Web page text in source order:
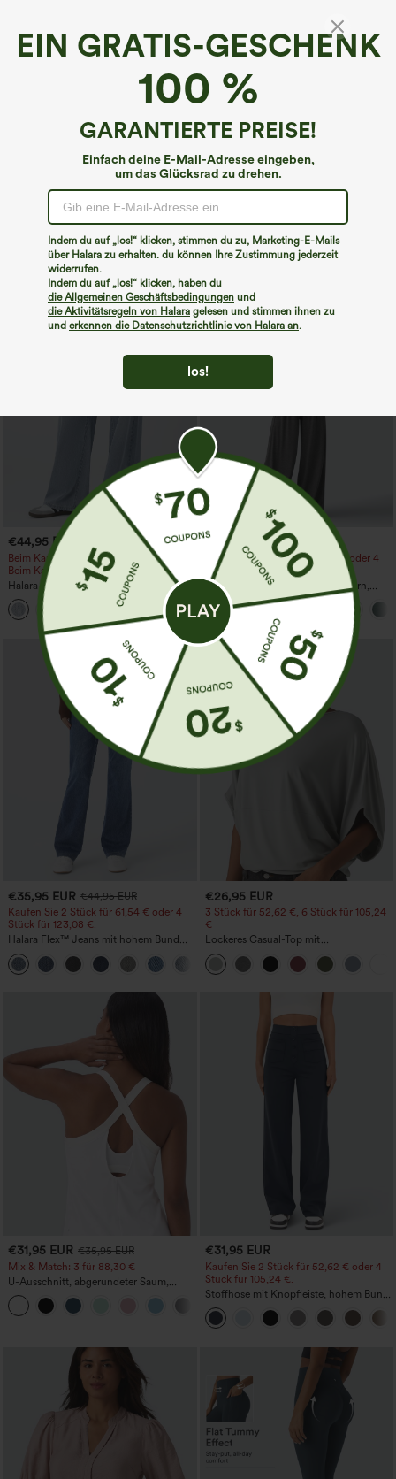
EIN GRATIS-GESCHENK
100 %
GARANTIERTE PREISE!
Einfach deine E-Mail-Adresse eingeben,
um das Glücksrad zu drehen.
Indem du auf „los!“ klicken, stimmen du zu, Marketing-E-Mails
über Halara zu erhalten. du können Ihre Zustimmung jederzeit
widerrufen.
Indem du auf „los!“ klicken, haben du
die Allgemeinen Geschäftsbedingungen und
die Aktivitätsregeln von Halara gelesen und stimmen ihnen zu
und erkennen die Datenschutzrichtlinie von Halara an.
los!
€31,95 EUR €35,95 EUR
Kaufen Sie 2 Stück für 52,62 € oder 4
Taschen, weitem Bein, lässig und locker
in Leinenoptik
+15
€40,95 EUR
Kaufen Sie 2 Stück für 61,54 € oder 4
mittlerer Bundhöhe, seitlicher
Reißverschlusstasche und
€44,95 EUR
Beim Kauf von 2 Stück 10 % Rabatt |
Beim Kauf von 3 Stück 20 % Rabatt
Halara Flex™ Asymmetrische Low-Rise-
Jeans mit Reißverschlusstaschen,
Baggy-Stil, weitem Bein, gewaschen,
lässig
€35,95 EUR €40,95 EUR
Kaufen Sie 2 Stück für 61,54 € oder 4
Stück für 123,08 €.
Jumpsuit mit verstellbaren Trägern,
gerafftem Detail, weitem Bein und
meliertem Stoff, lässig, mit Taschen -
Easy Peezy
€35,95 EUR €44,95 EUR
Kaufen Sie 2 Stück für 61,54 € oder 4
Stück für 123,08 €.
Halara Flex™ Jeans mit hohem Bund
und Taschen, gewaschener, lässiger
Bootcut
+5
€26,95 EUR
3 Stück für 52,62 €, 6 Stück für 105,24
€
Lockeres Casual-Top mit
Rundhalsausschnitt und
Fledermausärmeln
€31,95 EUR €35,95 EUR
Mix & Match: 3 für 88,30 €
U-Ausschnitt, abgerundeter Saum,
InstantCool Yoga-Trägertop – UPF50+
€31,95 EUR
Kaufen Sie 2 Stück für 52,62 € oder 4
Stück für 105,24 €.
Stoffhose mit Knopfleiste, hohem Bund,
mehreren Taschen und geradem Bein